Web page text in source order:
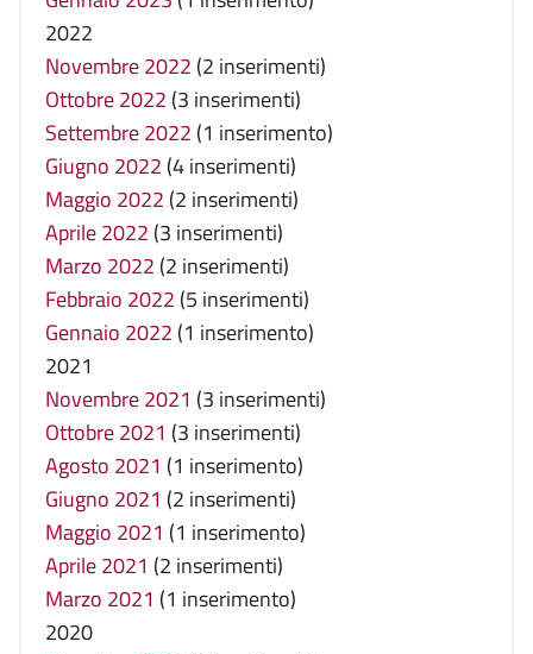
2022
Novembre 2022 (2 inserimenti)
Ottobre 2022 (3 inserimenti)
Settembre 2022 (1 inserimento)
Giugno 2022 (4 inserimenti)
Maggio 2022 (2 inserimenti)
Aprile 2022 (3 inserimenti)
Marzo 2022 (2 inserimenti)
Febbraio 2022 (5 inserimenti)
Gennaio 2022 (1 inserimento)
2021
Novembre 2021 (3 inserimenti)
Ottobre 2021 (3 inserimenti)
Agosto 2021 (1 inserimento)
Giugno 2021 (2 inserimenti)
Maggio 2021 (1 inserimento)
Aprile 2021 (2 inserimenti)
Marzo 2021 (1 inserimento)
2020